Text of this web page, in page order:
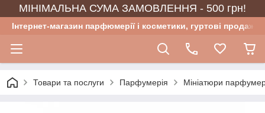
МІНІМАЛЬНА СУМА ЗАМОВЛЕННЯ - 500 грн!
Інтернет-магазин парфюмерії і косметики, гуртові продажі
Товари та послуги Парфумерія Мініатюри